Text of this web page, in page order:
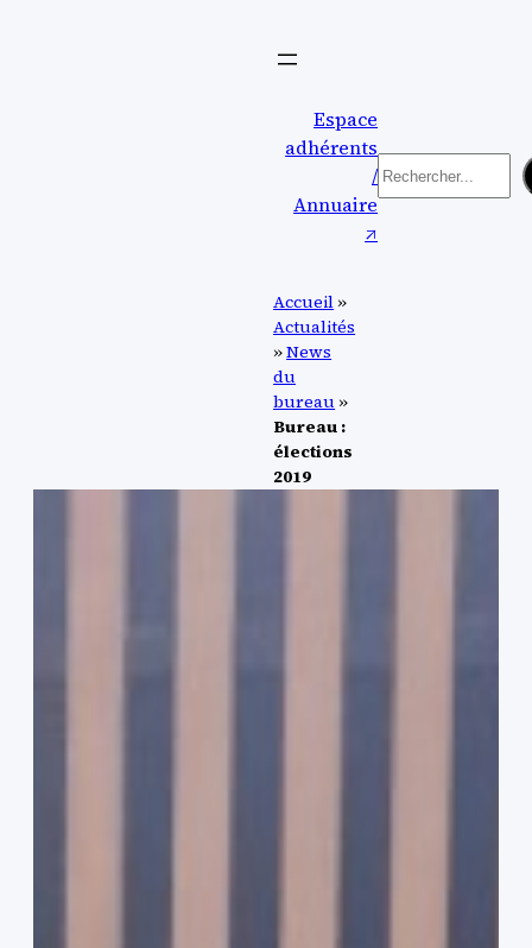
Espace
adhérents
/
Annuaire
↗︎
Rechercher
Accueil »
Actualités
»News
du
bureau »
Bureau :
élections
2019